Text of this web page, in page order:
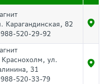
Карагандинская, 82
520-29-92
Краснохолм, ул.
31
520-33-79